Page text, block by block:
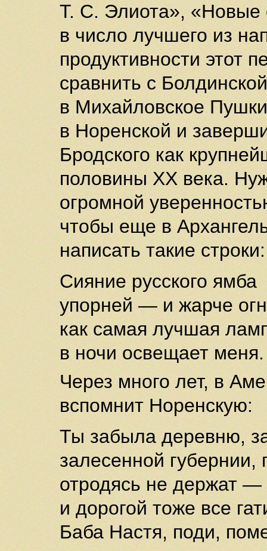
Т. С. Элиота», «Новые
в число лучшего из
продуктивности этот
сравнить с
в Михайловское
в Норенской и
Бродского как
половины ХХ века.
огромной
чтобы еще в
написать такие строки:
Сияние русского ямба
упорней — и жарче
как самая лучшая
в ночи освещает меня.
Через много лет, в
вспомнит Норенскую:
Ты забыла деревню,
залесенной губернии,
отродясь не держат —
и дорогой тоже все
Баба Настя, поди,